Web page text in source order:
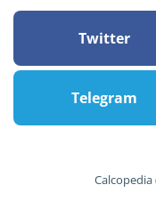
Twitter
Telegram
Calcopedia